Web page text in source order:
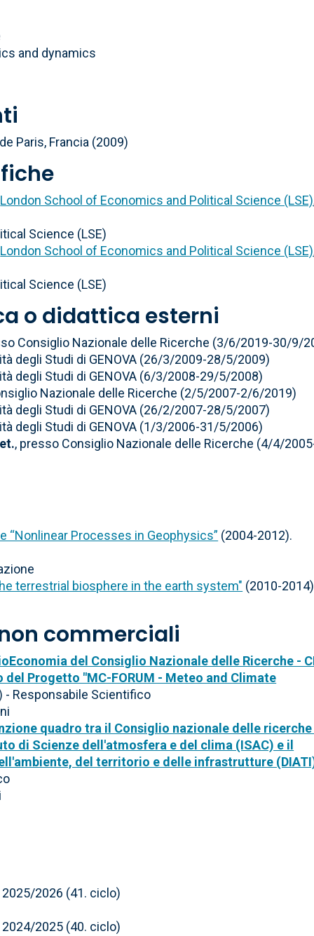
and dynamics
Paris, Francia (2009)
London School of Economics and Political Science (LSE)
Science (LSE)
London School of Economics and Political Science (LSE)
Science (LSE)
o didattica esterni
Consiglio Nazionale delle Ricerche (3/6/2019-30/9/
degli Studi di GENOVA (26/3/2009-28/5/2009)
degli Studi di GENOVA (6/3/2008-29/5/2008)
Nazionale delle Ricerche (2/5/2007-2/6/2019)
degli Studi di GENOVA (26/2/2007-28/5/2007)
degli Studi di GENOVA (1/3/2006-31/5/2006)
, presso Consiglio Nazionale delle Ricerche (4/4/
“Nonlinear Processes in Geophysics” (2004-2012).
terrestrial biosphere in the earth system" (2010-
commerciali
del Consiglio Nazionale delle Ricerche -
Progetto "MC-FORUM - Meteo and Climate
- Responsabile Scientifico
quadro tra il Consiglio nazionale delle ricerche
di Scienze dell'atmosfera e del clima (ISAC) e il
del territorio e delle infrastrutture
2025/2026 (41. ciclo)
2024/2025 (40. ciclo)